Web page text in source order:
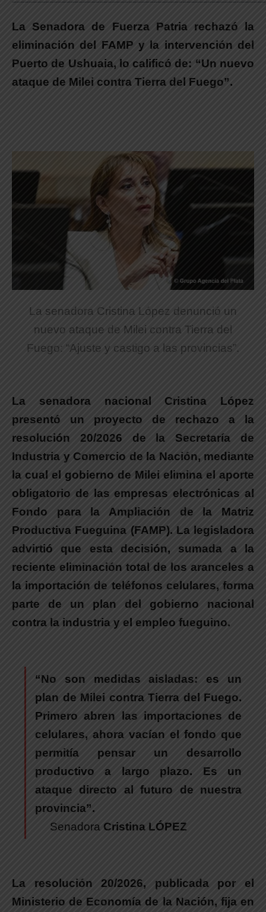
La Senadora de Fuerza Patria rechazó la
eliminación del FAMP y la intervención del
Puerto de Ushuaia, lo calificó de: “Un nuevo
ataque de Milei contra Tierra del Fuego”.
La senadora Cristina López denunció un
nuevo ataque de Milei contra Tierra del
Fuego: “Ajuste y castigo a las provincias”.
La senadora nacional Cristina López
presentó un proyecto de rechazo a la
resolución 20/2026 de la Secretaría de
Industria y Comercio de la Nación, mediante
la cual el gobierno de Milei elimina el aporte
obligatorio de las empresas electrónicas al
Fondo para la Ampliación de la Matriz
Productiva Fueguina (FAMP). La legisladora
advirtió que esta decisión, sumada a la
reciente eliminación total de los aranceles a
la importación de teléfonos celulares, forma
parte de un plan del gobierno nacional
contra la industria y el empleo fueguino.
“No son medidas aisladas: es un
plan de Milei contra Tierra del Fuego.
Primero abren las importaciones de
celulares, ahora vacían el fondo que
permitía pensar un desarrollo
productivo a largo plazo. Es un
ataque directo al futuro de nuestra
provincia”.
Senadora Cristina LÓPEZ
La resolución 20/2026, publicada por el
Ministerio de Economía de la Nación, fija en